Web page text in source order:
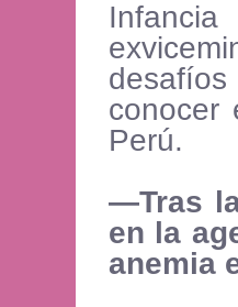
conocer
Perú.
—Tras
en la
anemia